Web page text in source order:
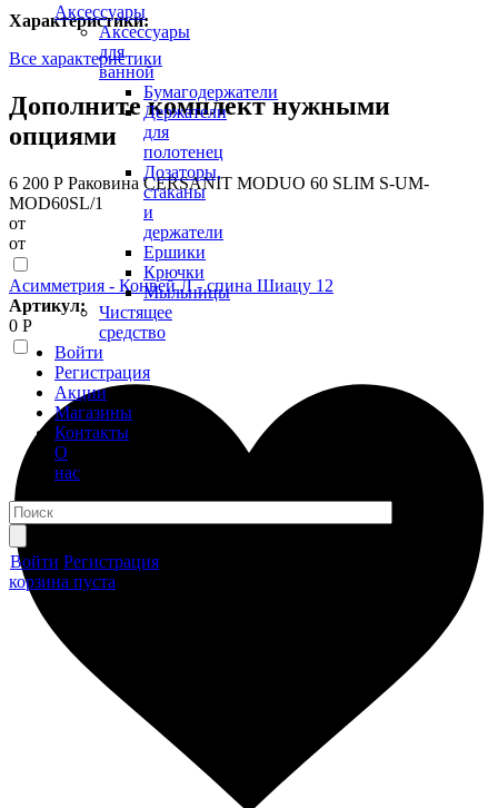
Аксессуары
Аксессуары
для
ванной
Бумагодержатели
Держатели
для
полотенец
Дозаторы,
стаканы
и
держатели
Ершики
Крючки
Мыльницы
Чистящее
средство
Войти
Регистрация
Акции
Магазины
Контакты
О
нас
Войти Регистрация
корзина пуста
Характеристики:
Все характеристики
Дополните комплект нужными
опциями
6 200 Р Раковина CERSANIT MODUO 60 SLIM S-UM-
MOD60SL/1
от
от
Асимметрия - Конвей Л - спина Шиацу 12
Артикул:
0 Р